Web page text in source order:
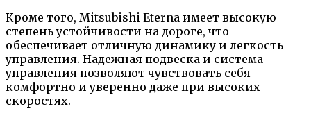
Кроме того, Mitsubishi Eterna имеет высокую
степень устойчивости на дороге, что
обеспечивает отличную динамику и легкость
управления. Надежная подвеска и система
управления позволяют чувствовать себя
комфортно и уверенно даже при высоких
скоростях.